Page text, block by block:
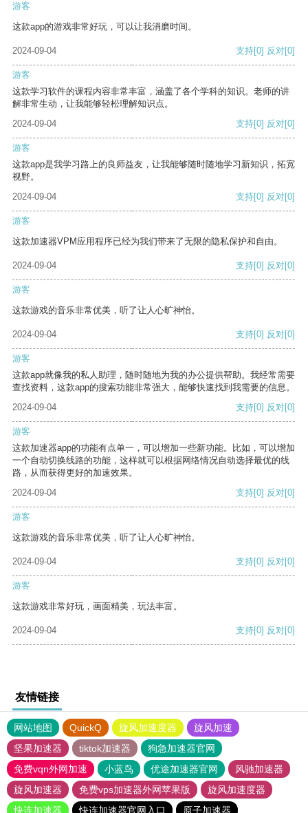
游客
这款app的游戏非常好玩，可以让我消磨时间。
2024-09-04 支持[0] 反对[0]
游客
这款学习软件的课程内容非常丰富，涵盖了各个学科的知识。老师的讲
解非常生动，让我能够轻松理解知识点。
2024-09-04
支持[0] 反对[0]
游客
这款app是我学习路上的良师益友，让我能够随时随地学习新知识，拓宽
视野。
2024-09-04
支持[0] 反对[0]
游客
这款加速器VPM应用程序已经为我们带来了无限的隐私保护和自由。
2024-09-04 支持[0] 反对[0]
游客
这款游戏的音乐非常优美，听了让人心旷神怡。
2024-09-04 支持[0] 反对[0]
游客
这款app就像我的私人助理，随时随地为我的办公提供帮助。我经常需要
查找资料，这款app的搜索功能非常强大，能够快速找到我需要的信息。
2024-09-04
支持[0] 反对[0]
游客
这款加速器app的功能有点单一，可以增加一些新功能。比如，可以增加
一个自动切换线路的功能，这样就可以根据网络情况自动选择最优的线
路，从而获得更好的加速效果。
2024-09-04
支持[0] 反对[0]
游客
这款游戏的音乐非常优美，听了让人心旷神怡。
2024-09-04 支持[0] 反对[0]
游客
这款游戏非常好玩，画面精美，玩法丰富。
2024-09-04 支持[0] 反对[0]
友情链接
网站地图 QuickQ 旋风加速度器
旋风加速
坚果加速器
tiktok加速器
狗急加速器官网
免费vqn外网加速
小蓝鸟 优途加速器官网
风驰加速器
旋风加速器
免费vps加速器外网苹果版
旋风加速度器
快连加速器
快连加速器官网入口 原子加速器